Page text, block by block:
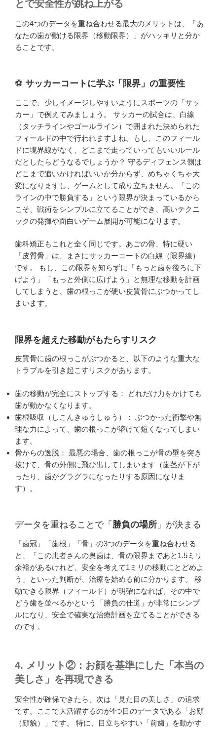
とで安全性が跳ね上がる
この4つのデータを重ね合わせる最大のメリットは、「あ
なたの歯が動ける限界（移動限界）」がハッキリと分か
ることです。
⚽ サッカーコートに学ぶ「限界」の重要性
ここで、少しイメージしやすいようにスポーツの「サッ
カー」で例えてみましょう。 サッカーの試合は、白線
（タッチラインやゴールライン）で囲まれた決められた
フィールドの中で行われますよね。もし、このフィール
ドに境界線がなく、どこまで走っていってもいいルール
だとしたらどうなるでしょうか？ 守るディフェンス側は
どこまで追いかければいいか分からず、めちゃくちゃ大
変になりますし、ゲームとして成り立ちません。「この
ラインの中で勝負する」という限界が決まっているから
こそ、戦術をシンプルに立てることができ、高いテクニ
ックの発揮や面白いゲーム展開が可能になります。
歯科矯正もこれと全く同じです。あごの骨、特に硬い
「皮質骨」は、まさにサッカーコートの白線（限界線）
です。 もし、この限界を知らずに「もっと歯を後ろに下
げよう」「もっと外側に広げよう」と無理な移動を計画
してしまうと、歯の根っこが硬い皮質骨にぶつかってし
まいます。
限界を超えた移動がもたらすリスク
皮質骨に歯の根っこがぶつかると、以下のような重大な
トラブルを引き起こすリスクがあります。
歯の移動が完全にストップする： どれだけ力をかけても
歯が動かなくなります。
歯根吸収（しこんきゅうしゅう）： ぶつかった衝撃や無
理な力によって、歯の根っこが溶けて短くなってしまい
ます。
骨からの逸脱： 最悪の場合、歯の根っこが骨の壁を突き
抜けて、骨の外側に飛び出してしまいます（歯茎が下が
ったり、歯がグラグラになったりする原因になりま
す）。
データを重ねることで「 勝負の場所 」が決まる
「歯冠」「歯根」「骨」の3つのデータを重ね合わせる
と、「この患者さんの奥歯は、骨の限界まであと1.5ミリ
余裕があるけれど、安全を考えて1ミリの移動にとどめよ
う」といった判断が、治療を始める前に分かります。 移
動できる限界（フィールド）が明確になれば、その中で
どう歯を並べるかという「勝負の仕道」が非常にシンプ
ルになり、安全で確実な治療計画を立てることができる
のです。
4. メリット②：お顔を基準にした「本当の
美しさ」を再現できる
安全性が確保できたら、次は「見た目の美しさ」の追求
です。ここで大活躍するのが4つ目のデータである「お顔
（顔貌）」です。 特に、目立ちやすい「前歯」を動かす